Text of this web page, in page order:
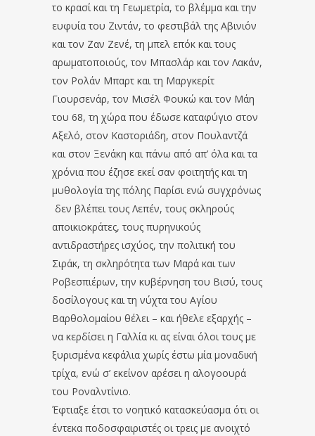
το κρασί και τη Γεωμετρία, το βλέμμα και την
ευφυία του Ζιντάν, το φεστιβάλ της Αβινιόν
και τον Ζαν Ζενέ, τη μπελ επόκ και τους
αρωματοποιούς, τον Μπασλάρ και τον Λακάν,
τον Ρολάν Μπαρτ και τη Μαργκερίτ
Γιουρσενάρ, τον Μισέλ Φουκώ και τον Μάη
του 68, τη χώρα που έδωσε καταφύγιο στον
Αξελό, στον Καστοριάδη, στον Πουλαντζά
και στον Ξενάκη και πάνω από απ’ όλα και τα
χρόνια που έζησε εκεί σαν φοιτητής και τη
μυθολογία της πόλης Παρίσι ενώ συγχρόνως
δεν βλέπει τους Λεπέν, τους σκληρούς
αποικιοκράτες, τους πυρηνικούς
αντιδραστήρες ισχύος, την πολιτική του
Σιράκ, τη σκληρότητα των Μαρά και των
Ροβεσπιέρων, την κυβέρνηση του Βισύ, τους
δοσίλογους και τη νύχτα του Αγίου
Βαρθολομαίου θέλει – και ήθελε εξαρχής –
να κερδίσει η Γαλλία κι ας είναι όλοι τους με
ξυρισμένα κεφάλια χωρίς έστω μία μοναδική
τρίχα, ενώ σ’ εκείνον αρέσει η αλογοουρά
του Ροναλντίνιο.
Έφτιαξε έτσι το νοητικό κατασκεύασμα ότι οι
έντεκα ποδοσφαιριστές οι τρεις με ανοιχτό